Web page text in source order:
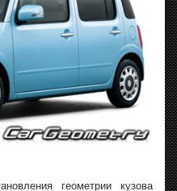
геометрии кузова